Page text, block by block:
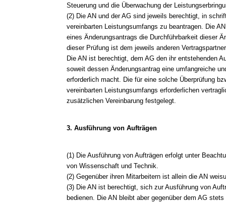
Steuerung und die Überwachung der
(2) Die AN und der AG sind jeweils berechtigt, in
vereinbarten Leistungsumfangs zu beantragen. Die
eines Änderungsantrags die Durchführbarkeit dieser
dieser Prüfung ist dem jeweils anderen
Die AN ist berechtigt, dem AG den ihr entstehenden
soweit dessen Änderungsantrag eine umfangreiche
erforderlich macht. Die für eine solche Überprüfung
vereinbarten Leistungsumfangs erforderlichen
zusätzlichen Vereinbarung festgelegt.
3. Ausführung von Aufträgen
(1) Die Ausführung von Aufträgen erfolgt unter
von Wissenschaft und Technik.
(2) Gegenüber ihren Mitarbeitern ist allein die AN
(3) Die AN ist berechtigt, sich zur Ausführung von
bedienen. Die AN bleibt aber gegenüber dem AG